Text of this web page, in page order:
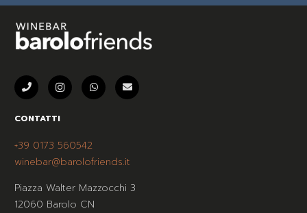
CONTATTI
+39 0173 560542
winebar@barolofriends.it
Piazza Walter Mazzocchi 3
12060 Barolo CN